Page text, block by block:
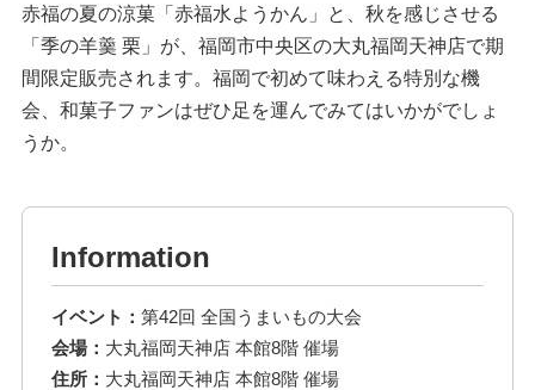
赤福の夏の涼菓「赤福水ようかん」と、秋を感じさせる
「季の羊羹 栗」が、福岡市中央区の大丸福岡天神店で期
間限定販売されます。福岡で初めて味わえる特別な機
会、和菓子ファンはぜひ足を運んでみてはいかがでしょ
うか。
Information
イベント： 第42回 全国うまいもの大会
会場： 大丸福岡天神店 本館8階 催場
住所： 大丸福岡天神店 本館8階 催場